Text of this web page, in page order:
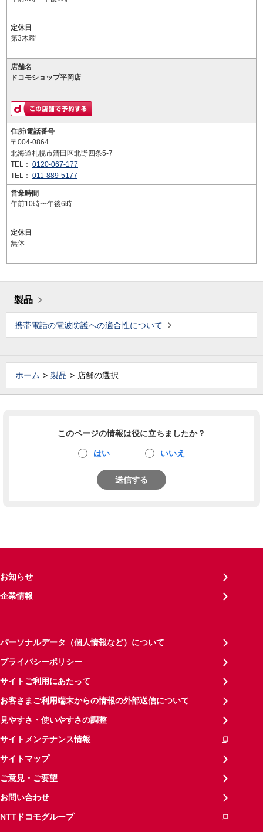
定休日
第3木曜
店舗名
ドコモショップ平岡店
住所/電話番号
〒004-0864
北海道札幌市清田区北野四条5-7
TEL： 0120-067-177
TEL： 011-889-5177
営業時間
午前10時〜午後6時
定休日
無休
製品
携帯電話の電波防護への適合性について
ホーム 製品 店舗の選択
このページの情報は役に立ちましたか？
はい いいえ
送信する
お知らせ
企業情報
パーソナルデータ（個人情報など）について
プライバシーポリシー
サイトご利用にあたって
お客さまご利用端末からの情報の外部送信について
見やすさ・使いやすさの調整
サイトメンテナンス情報
サイトマップ
ご意見・ご要望
お問い合わせ
NTTドコモグループ